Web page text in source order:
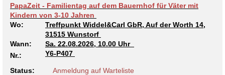
PapaZeit - Familientag auf dem Bauernhof für Väter mit
Kindern von 3-10 Jahren
Wo:
Treffpunkt Widdel&Carl GbR, Auf der Worth 14,
31515 Wunstorf
Wann:
Sa. 22.08.2026, 10.00 Uhr
Nr.:
Y6-P407
Status: Anmeldung auf Warteliste